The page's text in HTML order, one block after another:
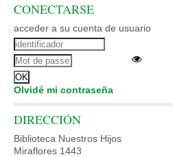
CONECTARSE
acceder a su cuenta de usuario
Olvidé mi contraseña
DIRECCIÓN
Biblioteca Nuestros Hijos
Miraflores 1443